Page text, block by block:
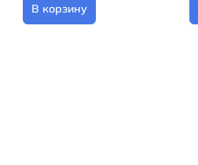
В корзину